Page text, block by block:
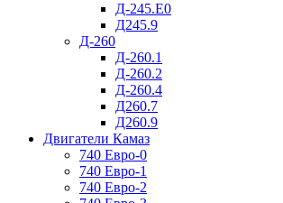
Д-245.Е0
Д245.9
Д-260
Д-260.1
Д-260.2
Д-260.4
Д260.7
Д260.9
Двигатели Камаз
740 Евро-0
740 Евро-1
740 Евро-2